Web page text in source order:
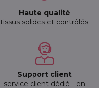
Haute qualité
tissus solides et contrôlés
Support client
service client dédié - en